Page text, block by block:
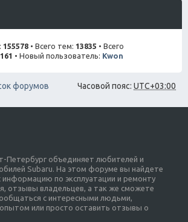
155578 • Всего тем: 13835 • Всего
• Новый пользователь: Kwon
Часовой пояс: UTC+03:00
форумов
Петербург объединяет любителей и
Subaru. На этом форуме вы найдете
по эксплуатации и ремонту
отзывы владельцев, а так же сможете
с интересными людьми,
или просто оставить отзывы о